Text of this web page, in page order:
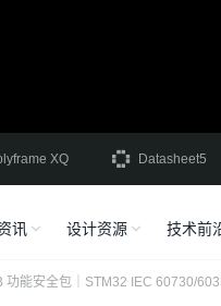
XQ Datasheet5
讯 设计资源 技术前
功能安全包｜STM32 IEC 60730/